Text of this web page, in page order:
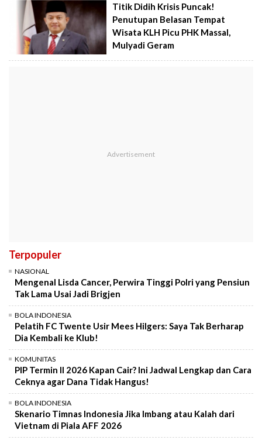
Titik Didih Krisis Puncak!
Penutupan Belasan Tempat
Wisata KLH Picu PHK Massal,
Mulyadi Geram
Terpopuler
NASIONAL
Mengenal Lisda Cancer, Perwira Tinggi Polri yang Pensiun
Tak Lama Usai Jadi Brigjen
BOLA INDONESIA
Pelatih FC Twente Usir Mees Hilgers: Saya Tak Berharap
Dia Kembali ke Klub!
KOMUNITAS
PIP Termin II 2026 Kapan Cair? Ini Jadwal Lengkap dan Cara
Ceknya agar Dana Tidak Hangus!
BOLA INDONESIA
Skenario Timnas Indonesia Jika Imbang atau Kalah dari
Vietnam di Piala AFF 2026